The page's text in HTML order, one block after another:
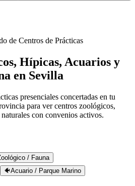
de Centros de Prácticas
Hípicas, Acuarios y
en Sevilla
presenciales concertadas en tu
para ver centros zoológicos,
con convenios activos.
/ Fauna
🐠Acuario / Parque Marino